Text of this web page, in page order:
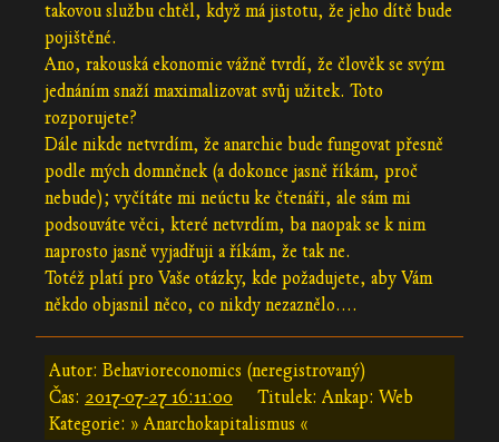
takovou službu chtěl, když má jistotu, že jeho dítě bude
pojištěné.
Ano, rakouská ekonomie vážně tvrdí, že člověk se svým
jednáním snaží maximalizovat svůj užitek. Toto
rozporujete?
Dále nikde netvrdím, že anarchie bude fungovat přesně
podle mých domněnek (a dokonce jasně říkám, proč
nebude); vyčítáte mi neúctu ke čtenáři, ale sám mi
podsouváte věci, které netvrdím, ba naopak se k nim
naprosto jasně vyjadřuji a říkám, že tak ne.
Totéž platí pro Vaše otázky, kde požadujete, aby Vám
někdo objasnil něco, co nikdy nezaznělo....
Autor: Behavioreconomics (neregistrovaný)
Čas: 2017-07-27 16:11:00
Titulek: Ankap: Web
Kategorie: » Anarchokapitalismus «